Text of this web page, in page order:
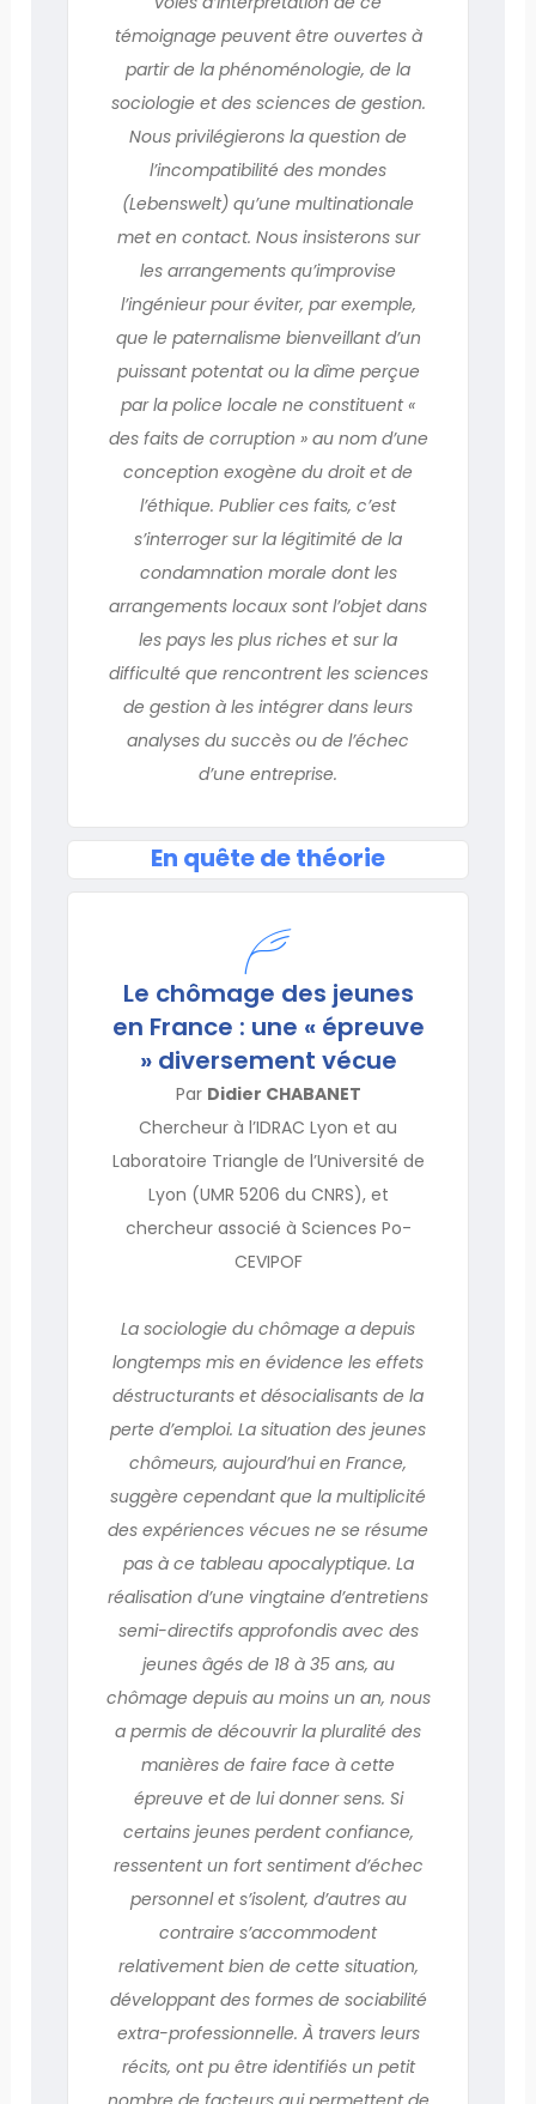
témoignage peuvent être ouvertes à
partir de la phénoménologie, de la
sociologie et des sciences de gestion.
Nous privilégierons la question de
l’incompatibilité des mondes
(Lebenswelt) qu’une multinationale
met en contact. Nous insisterons sur
les arrangements qu’improvise
l’ingénieur pour éviter, par exemple,
que le paternalisme bienveillant d’un
puissant potentat ou la dîme perçue
par la police locale ne constituent «
des faits de corruption » au nom d’une
conception exogène du droit et de
l’éthique. Publier ces faits, c’est
s’interroger sur la légitimité de la
condamnation morale dont les
arrangements locaux sont l’objet dans
les pays les plus riches et sur la
difficulté que rencontrent les sciences
de gestion à les intégrer dans leurs
analyses du succès ou de l’échec
d’une entreprise.
En quête de théorie
Le chômage des jeunes
en France : une « épreuve
» diversement vécue
Par Didier CHABANET
Chercheur à l’IDRAC Lyon et au
Laboratoire Triangle de l’Université de
Lyon (UMR 5206 du CNRS), et
chercheur associé à Sciences Po-
CEVIPOF
La sociologie du chômage a depuis
longtemps mis en évidence les effets
déstructurants et désocialisants de la
perte d’emploi. La situation des jeunes
chômeurs, aujourd’hui en France,
suggère cependant que la multiplicité
des expériences vécues ne se résume
pas à ce tableau apocalyptique. La
réalisation d’une vingtaine d’entretiens
semi-directifs approfondis avec des
jeunes âgés de 18 à 35 ans, au
chômage depuis au moins un an, nous
a permis de découvrir la pluralité des
manières de faire face à cette
épreuve et de lui donner sens. Si
certains jeunes perdent confiance,
ressentent un fort sentiment d’échec
personnel et s’isolent, d’autres au
contraire s’accommodent
relativement bien de cette situation,
développant des formes de sociabilité
extra-professionnelle. À travers leurs
récits, ont pu être identifiés un petit